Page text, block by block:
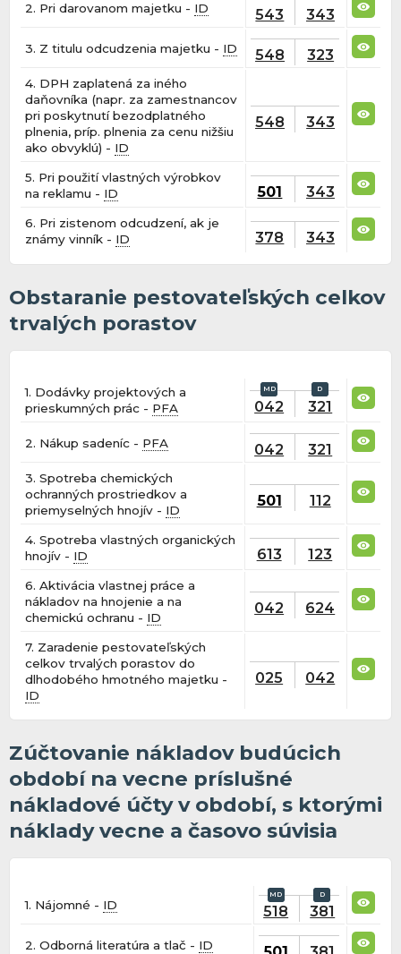
2. Pri darovanom majetku - ID 543 343
3. Z titulu odcudzenia majetku - ID 548 323
4. DPH zaplatená za iného
daňovníka (napr. za zamestnancov
pri poskytnutí bezodplatného
plnenia, príp. plnenia za cenu nižšiu
ako obvyklú) - ID
548 343
5. Pri použití vlastných výrobkov
na reklamu - ID 501 343
6. Pri zistenom odcudzení, ak je
známy vinník - ID 378 343
Obstaranie pestovateľských celkov
trvalých porastov
1. Dodávky projektových a
prieskumných prác - PFA 042 321
2. Nákup sadeníc - PFA 042 321
3. Spotreba chemických
ochranných prostriedkov a
priemyselných hnojív - ID
501 112
4. Spotreba vlastných organických
hnojív - ID 613 123
6. Aktivácia vlastnej práce a
nákladov na hnojenie a na
chemickú ochranu - ID
042 624
7. Zaradenie pestovateľských
celkov trvalých porastov do
dlhodobého hmotného majetku -
ID
025 042
Zúčtovanie nákladov budúcich
období na vecne príslušné
nákladové účty v období, s ktorými
náklady vecne a časovo súvisia
1. Nájomné - ID 518 381
2. Odborná literatúra a tlač - ID